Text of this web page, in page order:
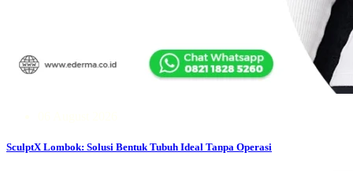
SculptX Lombok: Solusi Bentuk Tubuh Ideal Tanpa Operasi